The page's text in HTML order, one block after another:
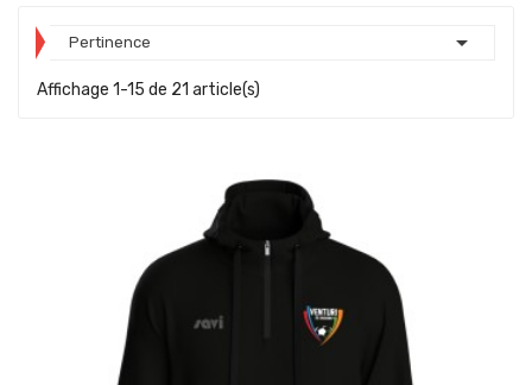
Pertinence 
Affichage 1-15 de 21 article(s)